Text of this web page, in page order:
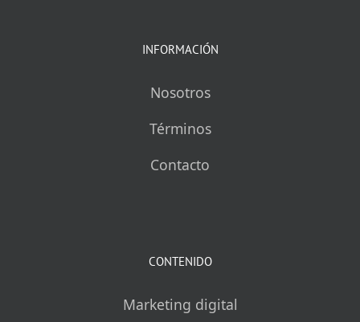
INFORMACIÓN
Nosotros
Términos
Contacto
CONTENIDO
Marketing digital